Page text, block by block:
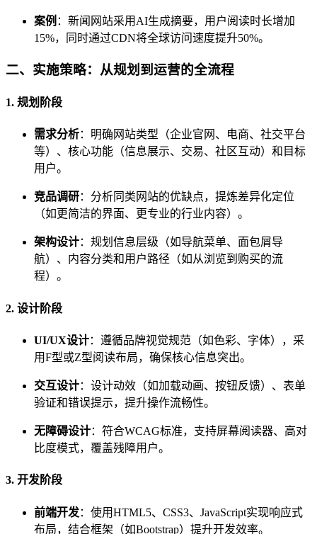
案例 ：新闻网站采用AI生成摘要，用户阅读时长增加
15%，同时通过CDN将全球访问速度提升50%。
二、实施策略：从规划到运营的全流程
1. 规划阶段
需求分析：明确网站类型（企业官网、电商、社交平台
等）、核心功能（信息展示、交易、社区互动）和目标
用户。
竞品调研：分析同类网站的优缺点，提炼差异化定位
（如更简洁的界面、更专业的行业内容）。
架构设计：规划信息层级（如导航菜单、面包屑导
航）、内容分类和用户路径（如从浏览到购买的流
程）。
2. 设计阶段
UI/UX设计：遵循品牌视觉规范（如色彩、字体），采
用F型或Z型阅读布局，确保核心信息突出。
交互设计：设计动效（如加载动画、按钮反馈）、表单
验证和错误提示，提升操作流畅性。
无障碍设计：符合WCAG标准，支持屏幕阅读器、高对
比度模式，覆盖残障用户。
3. 开发阶段
前端开发：使用HTML5、CSS3、JavaScript实现响应式
布局，结合框架（如Bootstrap）提升开发效率。